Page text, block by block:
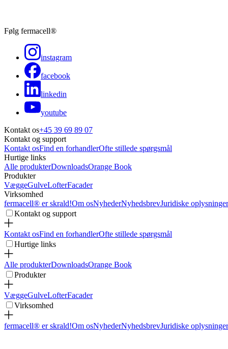
Følg fermacell®
instagram
facebook
linkedin
youtube
Kontakt os+45 39 69 89 07
Kontakt og support
Kontakt osFind en forhandlerOfte stillede spørgsmål
Hurtige links
Alle produkterDownloadsOrange Book
Produkter
VæggeGulveLofterFacader
Virksomhed
fermacell® er skrald!Om osNyhederNyhedsbrevJuridiske oplysninger
Kontakt og support
Kontakt osFind en forhandlerOfte stillede spørgsmål
Hurtige links
Alle produkterDownloadsOrange Book
Produkter
VæggeGulveLofterFacader
Virksomhed
fermacell® er skrald!Om osNyhederNyhedsbrevJuridiske oplysninger